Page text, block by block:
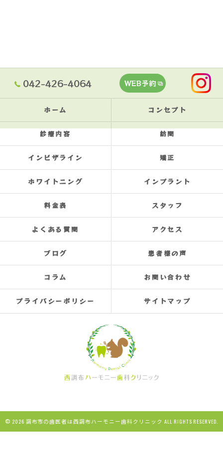
042-426-4064 WEB予約
ホーム コンセプト
診療内容 訪問
インビザライン 矯正
ホワイトニング インプラント
料金表 スタッフ
よくある質問 アクセス
ブログ 患者様の声
コラム お問い合わせ
プライバシーポリシー サイトマップ
© 2026 調布市の歯医者は西調布ハーモニー歯科クリニック ALL RIGHTS RESERVED.